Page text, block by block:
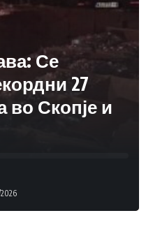
Се
27
во Скопје и